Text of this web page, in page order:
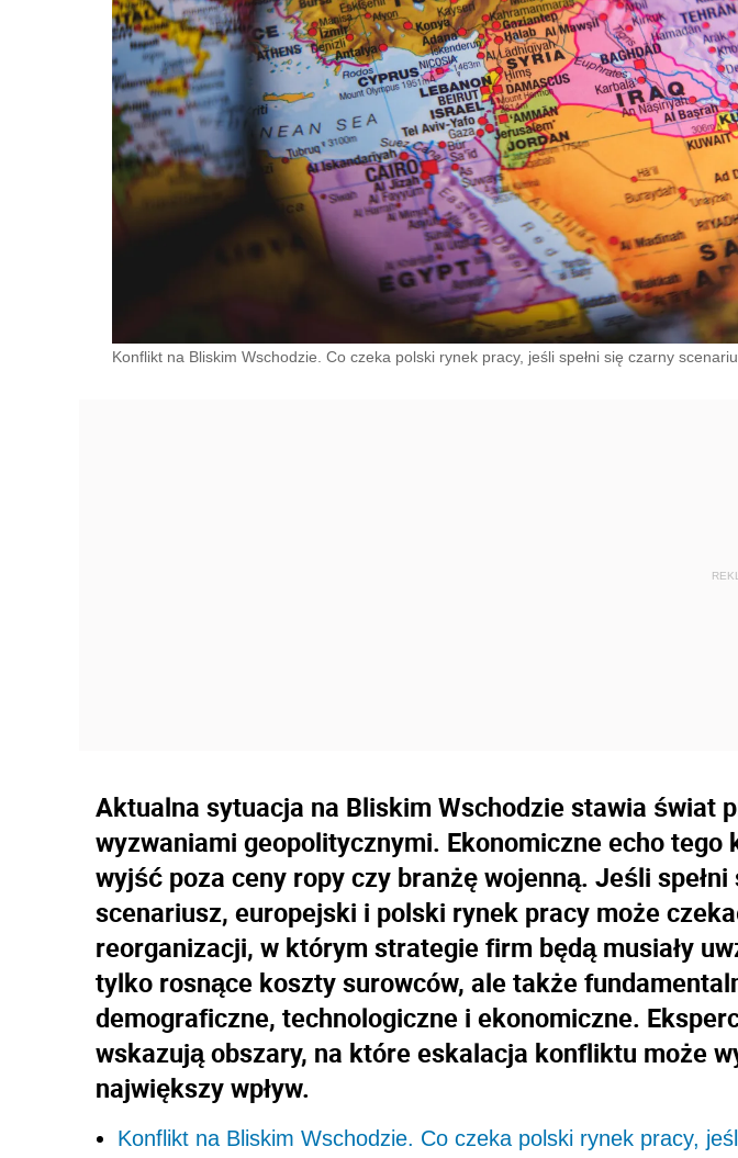
Konflikt na Bliskim Wschodzie. Co czeka polski rynek pracy, jeśli spełni się czarny
Aktualna sytuacja na Bliskim Wschodzie stawia świat
wyzwaniami geopolitycznymi. Ekonomiczne echo tego
wyjść poza ceny ropy czy branżę wojenną. Jeśli
scenariusz, europejski i polski rynek pracy może
reorganizacji, w którym strategie firm będą musiały
tylko rosnące koszty surowców, ale także
demograficzne, technologiczne i ekonomiczne.
wskazują obszary, na które eskalacja konfliktu może
największy wpływ.
Konflikt na Bliskim Wschodzie. Co czeka polski rynek pracy,